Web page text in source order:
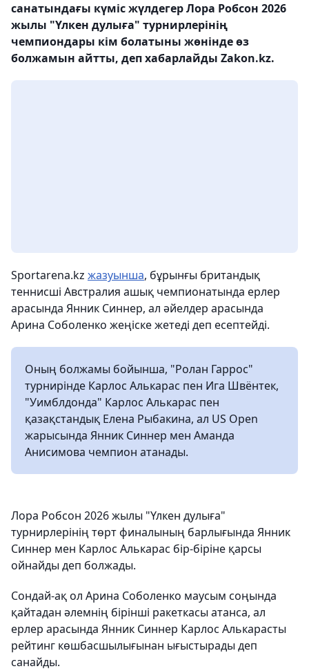
санатындағы күміс жүлдегер Лора Робсон 2026
жылы "Үлкен дулыға" турнирлерінің
чемпиондары кім болатыны жөнінде өз
болжамын айтты, деп хабарлайды Zakon.kz.
Sportarena.kz жазуынша, бұрынғы британдық
теннисші Австралия ашық чемпионатында ерлер
арасында Янник Синнер, ал әйелдер арасында
Арина Соболенко жеңіске жетеді деп есептейді.
Оның болжамы бойынша, "Ролан Гаррос"
турнирінде Карлос Алькарас пен Ига Швёнтек,
"Уимблдонда" Карлос Алькарас пен
қазақстандық Елена Рыбакина, ал US Open
жарысында Янник Синнер мен Аманда
Анисимова чемпион атанады.
Лора Робсон 2026 жылы "Үлкен дулыға"
турнирлерінің төрт финалының барлығында Янник
Синнер мен Карлос Алькарас бір-біріне қарсы
ойнайды деп болжады.
Сондай-ақ ол Арина Соболенко маусым соңында
қайтадан әлемнің бірінші ракеткасы атанса, ал
ерлер арасында Янник Синнер Карлос Алькарасты
рейтинг көшбасшылығынан ығыстырады деп
санайды.